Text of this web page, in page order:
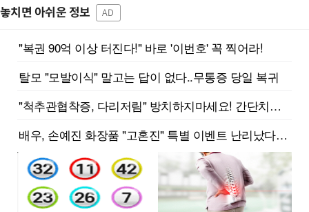
놓치면 아쉬운 정보 AD